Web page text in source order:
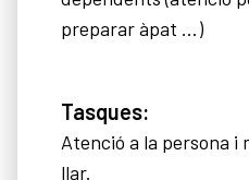
preparar àpat …)
Tasques:
Atenció a la persona i
llar.